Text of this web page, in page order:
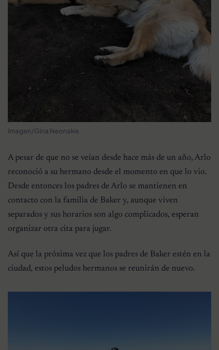
Imagen/Gina Neonakis
A pesar de que no se veían desde hace más de un año, Arlo
reconoció a su hermano desde el momento en que lo vio.
Desde entonces los padres de Arlo se mantienen en
contacto con la familia de Baker y, aunque viven
separados y sus horarios son algo complicados, esperan
organizar otra cita para jugar.
Así que la próxima vez que los padres de Baker estén en la
ciudad, estos peludos hermanos se reunirán de nuevo.